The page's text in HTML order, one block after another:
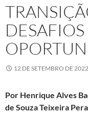
DESAFIOS
12 DE SETEMBRO DE 2022
Por Henrique Alves
de Souza Teixeira